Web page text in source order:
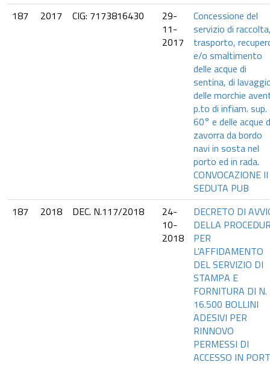
187
2017 CIG: 7173816430
29-
11-
2017
Concessione del
servizio di
trasporto,
e/o smaltimento
delle acque di
sentina, di
delle morchie
p.to di infiam. sup.
60° e delle acque
zavorra da bordo
navi in sosta nel
porto ed in rada.
CONVOCAZIONE II
SEDUTA PUB
187
2018 DEC. N.117/2018
24-
10-
2018
DECRETO DI
DELLA
PER
L'AFFIDAMENTO
DEL SERVIZIO DI
STAMPA E
FORNITURA DI N.
16.500 BOLLINI
ADESIVI PER
RINNOVO
PERMESSI DI
ACCESSO IN